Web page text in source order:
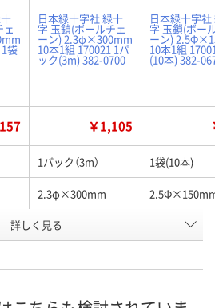
ェ
袋
日本緑十字社 緑十
字 玉鎖(ボールチェ
ーン) 2.3φ×300mm
10本1組 170021 1パ
ック(3m) 382-0700
日本緑十字社
字 玉鎖(ボー
ーン)
10本1組
(10本) 382-
￥1,105
1パック（3m） 1袋(10本)
2.3φ×300mm
7408011 7410379
詳しく見る